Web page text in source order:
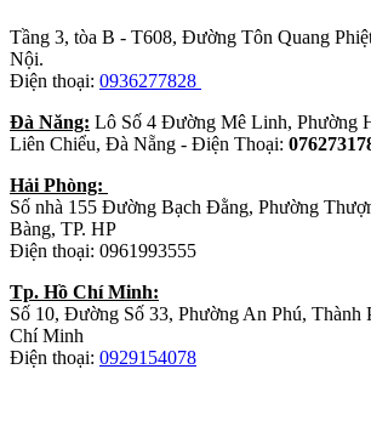
Tầng 3, tòa B - T608, Đường Tôn Quang
Nội.
Điện thoại: 0936277828
Đà Năng: Lô Số 4 Đường Mê Linh, Phường
Liên Chiểu, Đà Nẵng - Điện Thoại:
Hải Phòng:
Số nhà 155 Đường Bạch Đằng, Phường
Bàng, TP. HP
Điện thoại: 0961993555
Tp. Hồ Chí Minh:
Số 10, Đường Số 33, Phường An Phú,
Chí Minh
Điện thoại: 0929154078